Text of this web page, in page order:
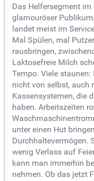
Das Helfersegment im
glamouröser
landet meist im
Mal Spülen, mal
rausbringen,
Laktosefreie Milch
Tempo. Viele
nicht von selbst, auch
Kassensystemen, die
haben. Arbeitszeiten
unter einen Hut
Durchhaltevermögen.
wenig Verlass auf
kann man immerhin
nehmen. Ob das jetzt